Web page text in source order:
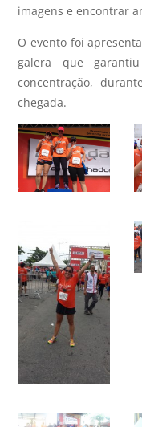
imagens e encontrar
O evento foi
galera que
concentração,
chegada.